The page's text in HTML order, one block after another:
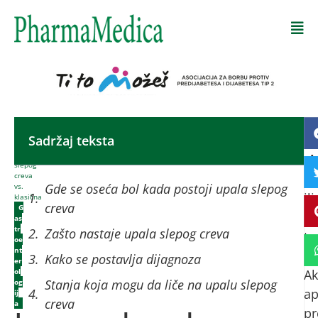
Laparoskopska
slepog
creva
vs.
klasična
G
as
tr
oe
nt
er
ol
og
ij
a
Sadržaj teksta
Gde se oseća bol kada postoji upala slepog
creva
Zašto nastaje upala slepog creva
Kako se postavlja dijagnoza
Stanja koja mogu da liče na upalu slepog
creva
ili